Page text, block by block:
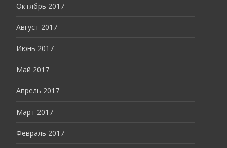
Октябрь 2017
Август 2017
Июнь 2017
Май 2017
Апрель 2017
Март 2017
Февраль 2017